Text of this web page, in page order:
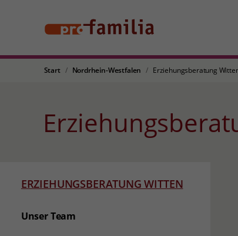
Start Nordrhein-Westfalen Erziehungsberatung
ERZIEHUNGSBERATUNG WITTEN
Unser Team